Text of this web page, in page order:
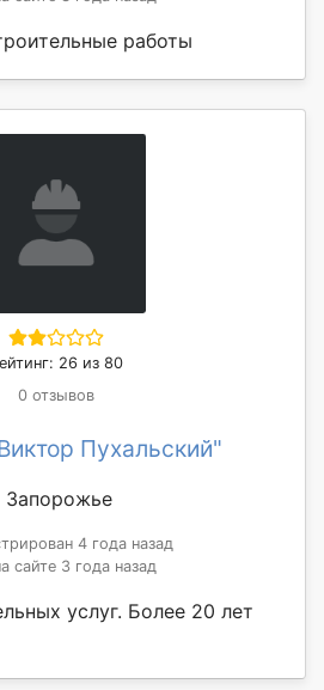
работы
26 из 80
0 отзывов
Пухальский"
Запорожье
4 года назад
сайте 3 года назад
услуг. Более 20 лет